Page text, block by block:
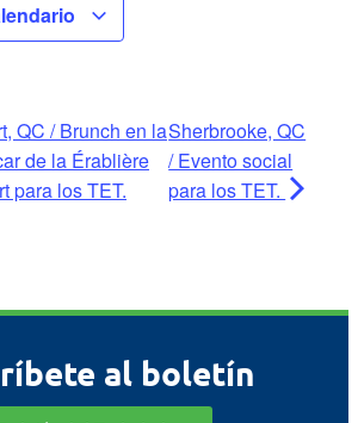
QC / Brunch en la
de la Érablière
para los TET.
Sherbrooke, QC
/ Evento social
para los TET.
al boletín